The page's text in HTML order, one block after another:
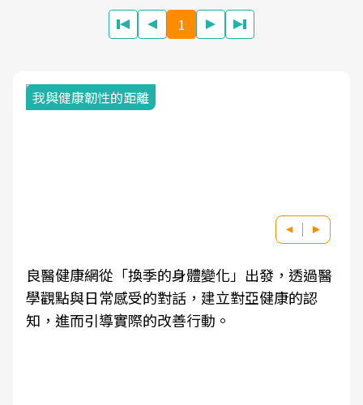
1
我與健康韌性的距離
良醫健康網從「換季的身體變化」出發，透過醫
學觀點與日常感受的對話，建立對亞健康的認
知，進而引導實際的改善行動。